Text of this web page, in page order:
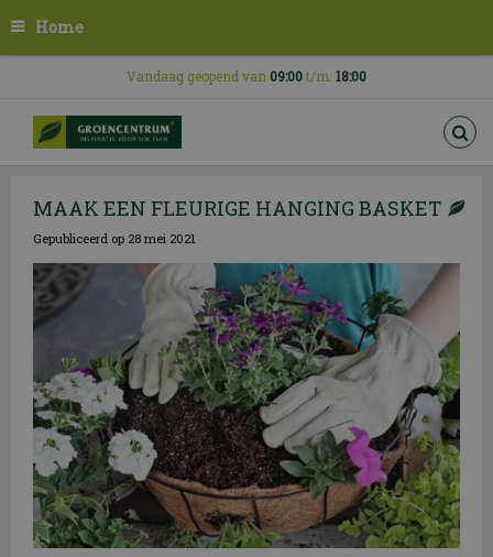
n
Home
Vandaag geopend van 09:00t/m. 18:00
MAAK EEN FLEURIGE HANGING BASKET
Gepubliceerd op 28 mei 2021